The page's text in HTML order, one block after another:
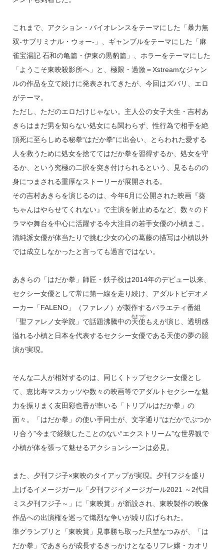
o
k
これまで、アクション・バイオレンスをテーマにした「暴力無
双-サブリミナル・ウォー-」、ギャンブルをテーマにした「麻
雀宝湯記 石和の亀篇・伊東の黒豹篇」、ホラーをテーマにした
「ようこそ東映殺影所へ」と、極限・過激＝Xstreamなジャン
ルの作品を立て続けに発表されてきたが、今回はズバリ、エロ
がテーマ。
ただし、ただのエロだけじゃない。主人公の女子大生・吉村あ
きらはまだ男を知らない処女にも関わらず、性行為で相手を絶
頂死に至らしめる秘拳“はだか拳”に出会い、とらわれた愛する
人を救うために処女を捨ててはだか拳を習得するか、処女を守
るか、という究極の二択を突き付けられるという、見るものの
身につまされる重厚なストーリーが展開される。
その吉村あきらを演じるのは、今年6月に公開された映画『葵
ちゃんはやらせてくれない』で主演を射止めるなど、数々のド
ラマや舞台を中心に活躍する今大注目の若手女優の小槙まこ。
清純派女優が体当たりで挑む少女の心の葛藤の描写は小槙以外
では成立しなかったと言っても過言ではない。
あきらの「はだか拳」師匠・鉄子役は2014年のデビュー以来、
セクシー女優として常に第一線を走り続け、アダルトビデオメ
ーカー「FALENO」（ファレノ）が製作するバラエティ番組
「聖ファレノ女学院」で話題沸騰中の天使
あまつか
もえが演じ、透明感
溢れる小槙と日本を代表するセクシー女優である天使の夢の競
演が実現。
そんな二人が相対するのは、同じくトップセクシー女優とし
て、恵比寿マスカッツや数々の映画等でアダルトセクシーな魅
力を振りまく友田彩也香が率いる「トリプルはだか拳」の
面々。「はだか拳」の使い手同士が、文字通り“はだかでぶつか
り合う”今まで経験したことのない“エクストリーム”な世界観で
小槙が体を張って魅せるアクションシーンは必見。
また、夕刊フジ子×東映のタイアップが実現。夕刊フジを盛り
上げるイメージガール「夕刊フジイメージガール2021 ～2代目
ミス夕刊フジ子～」に「東映賞」が新設され、東映製作の映像
作品への出演権を巡って熾烈な争いが繰り広げられた。
準グランプリと「東映賞」見事勝ち取った只埜なつみが、「は
だか拳」であきらが成長するきっかけとなるリフレ嬢・カオリ